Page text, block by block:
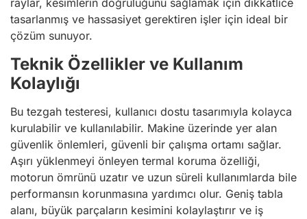
raylar, kesimlerin doğruluğunu sağlamak için dikkatlice
tasarlanmış ve hassasiyet gerektiren işler için ideal bir
çözüm sunuyor.
Teknik Özellikler ve Kullanım
Kolaylığı
Bu tezgah testeresi, kullanıcı dostu tasarımıyla kolayca
kurulabilir ve kullanılabilir. Makine üzerinde yer alan
güvenlik önlemleri, güvenli bir çalışma ortamı sağlar.
Aşırı yüklenmeyi önleyen termal koruma özelliği,
motorun ömrünü uzatır ve uzun süreli kullanımlarda bile
performansın korunmasına yardımcı olur. Geniş tabla
alanı, büyük parçaların kesimini kolaylaştırır ve iş